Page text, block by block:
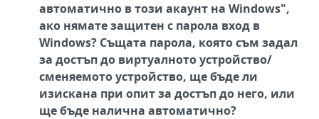
автоматично в този акаунт на Windows",
ако нямате защитен с парола вход в
Windows? Същата парола, която съм задал
за достъп до виртуалното устройство/
сменяемото устройство, ще бъде ли
изискана при опит за достъп до него, или
ще бъде налична автоматично?